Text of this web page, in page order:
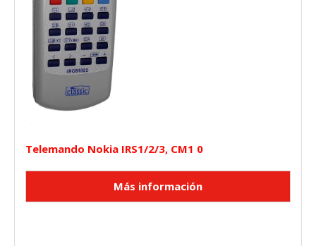
Telemando Nokia IRS1/2/3, CM1 0